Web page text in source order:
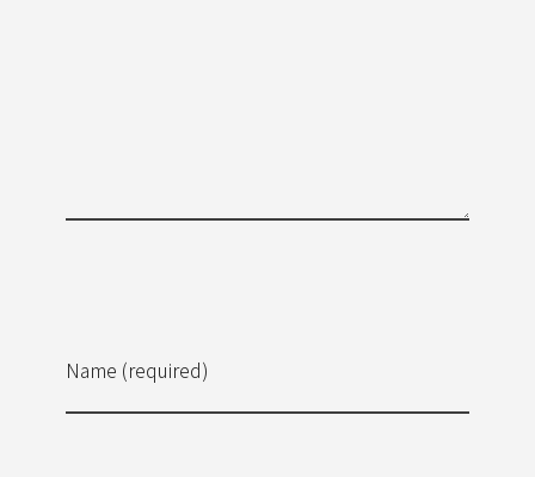
Name (required)